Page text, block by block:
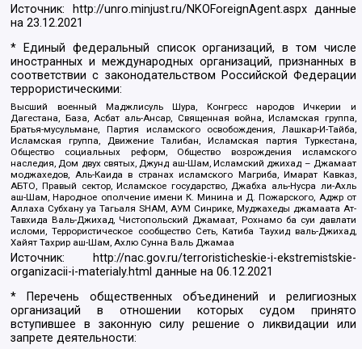
Источник: http://unro.minjust.ru/NKOForeignAgent.aspxданные
на23.12.2021
* Единый федеральный список организаций, в том числе
иностранных и международных организаций, признанных в
соответствии с законодательством Российской Федерации
террористическими:
Высший военный Маджлисуль Шура, Конгресс народов Ичкерии и
Дагестана, База, Асбат аль-Ансар, Священная война, Исламская группа,
Братья-мусульмане, Партия исламского освобождения, Лашкар-И-Тайба,
Исламская группа, Движение Талибан, Исламская партия Туркестана,
Общество социальных реформ, Общество возрождения исламского
наследия, Дом двух святых, Джунд аш-Шам, Исламский джихад – Джамаат
моджахедов, Аль-Каида в странах исламского Магриба, Имарат Кавказ,
АБТО, Правый сектор, Исламское государство, Джабха аль-Нусра ли-Ахль
аш-Шам, Народное ополчение имени К. Минина и Д. Пожарского, Аджр от
Аллаха Субхану уа Тагьаля SHAM, АУМ Синрике, Муджахеды джамаата Ат-
Тавхида Валь-Джихад, Чистопольский Джамаат, Рохнамо ба суи давлати
исломи, Террористическое сообщество Сеть, Катиба Таухид валь-Джихад,
Хайят Тахрир аш-Шам, Ахлю Сунна Валь Джамаа
Источник:
http://nac.gov.ru/terroristicheskie-i-ekstremistskie-
organizacii-i-materialy.html данные на06.12.2021
* Перечень общественных объединений и религиозных
организаций в отношении которых судом принято
вступившее в законную силу решение о ликвидации или
запрете деятельности: